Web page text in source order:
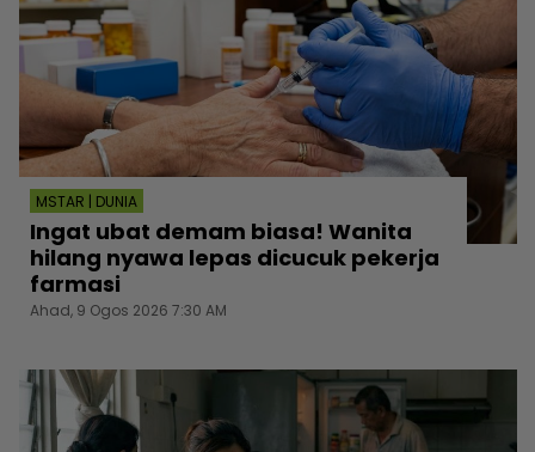
MSTAR | DUNIA
Ingat ubat demam biasa! Wanita
hilang nyawa lepas dicucuk pekerja
farmasi
Ahad, 9 Ogos 2026 7:30 AM